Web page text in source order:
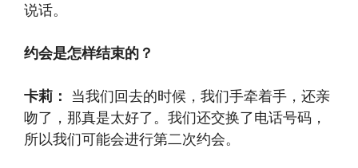
说话。
约会是怎样结束的？
卡莉： 当我们回去的时候，我们手牵着手，还亲
吻了，那真是太好了。我们还交换了电话号码，
所以我们可能会进行第二次约会。